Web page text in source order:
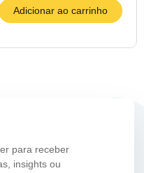
Adicionar ao carrinho
para receber
insights ou